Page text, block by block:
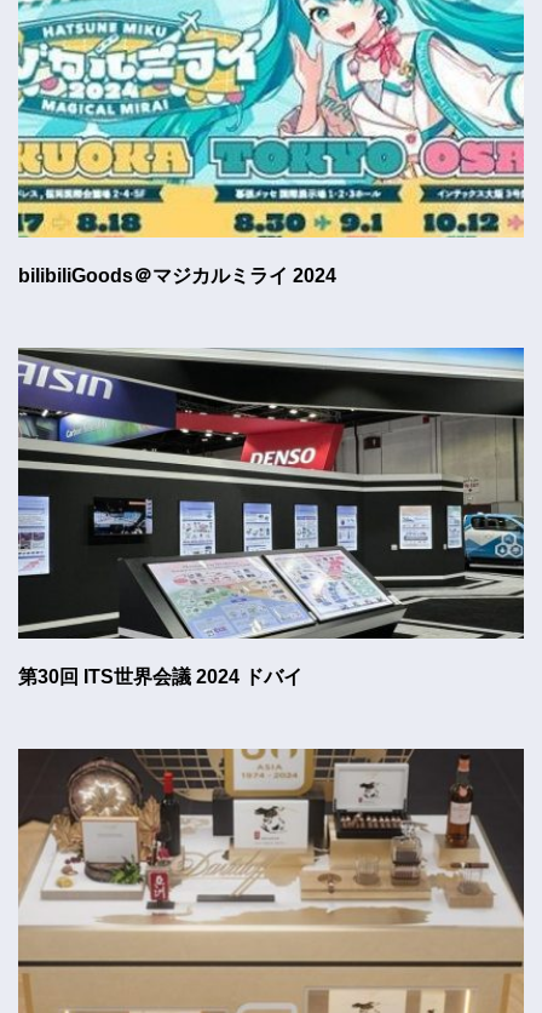
bilibiliGoods＠マジカルミライ 2024
第30回 ITS世界会議 2024 ドバイ